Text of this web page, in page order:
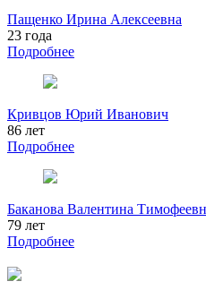
Пащенко Ирина Алексеевна
23 года
Подробнее
Кривцов Юрий Иванович
86 лет
Подробнее
Баканова Валентина
79 лет
Подробнее